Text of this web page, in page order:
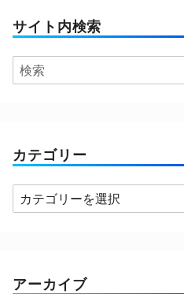
サイト内検索
カテゴリー
カ
テ
ー
アーカイブ